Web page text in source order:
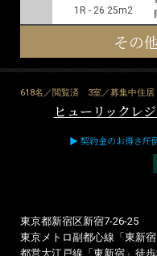
1R - 25.50m2